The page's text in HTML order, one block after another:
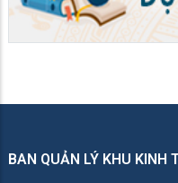
BAN QUẢN LÝ KHU KINH